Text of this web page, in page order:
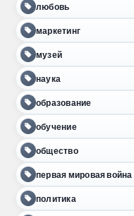
любовь
маркетинг
музей
наука
образование
обучение
общество
первая мировая война
политика